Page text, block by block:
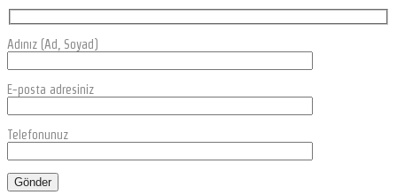
Adınız (Ad, Soyad)
E-posta adresiniz
Telefonunuz